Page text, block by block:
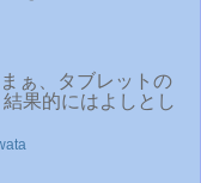
ぁ、タブレットの
果的にはよしとし